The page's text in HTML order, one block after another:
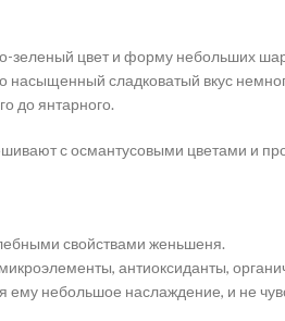
зеленый цвет и форму небольших
насыщенный сладковатый вкус
до янтарного.
с османтусовыми цветами и
свойствами женьшеня.
антиоксиданты,
ему небольшое наслаждение, и не